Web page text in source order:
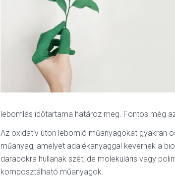
lebomlás időtartama határoz meg. Fontos még
Az oxidatív úton lebomló műanyagokat gyakran
műanyag, amelyet adalékanyaggal kevernek a
darabokra hullanak szét, de molekuláris vagy
komposztálható műanyagok.